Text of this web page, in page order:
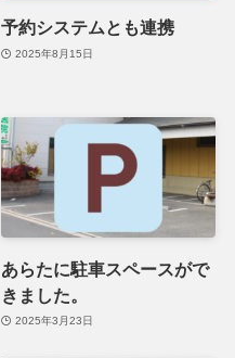
予約システムとも連携
2025年8月15日
あらたに駐車スペースがで
きました。
2025年3月23日